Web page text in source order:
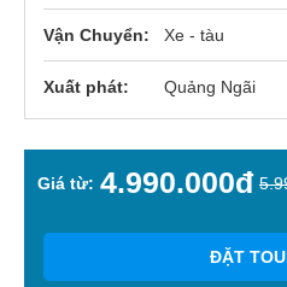
Vận Chuyển: Xe - tàu
Xuất phát: Quảng Ngãi
Giá từ: 4.990.000đ
ĐẶT